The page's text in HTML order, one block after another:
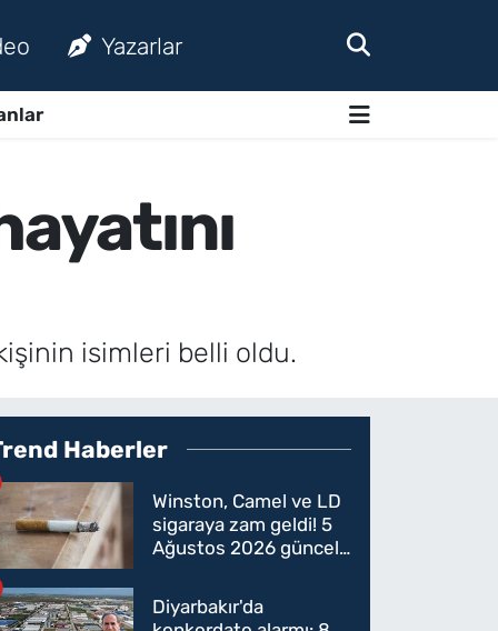
Yazarlar
isimleri belli oldu.
Haberler
Winston, Camel ve LD
sigaraya zam geldi! 5
Ağustos 2026 güncel
oldu
Diyarbakır'da